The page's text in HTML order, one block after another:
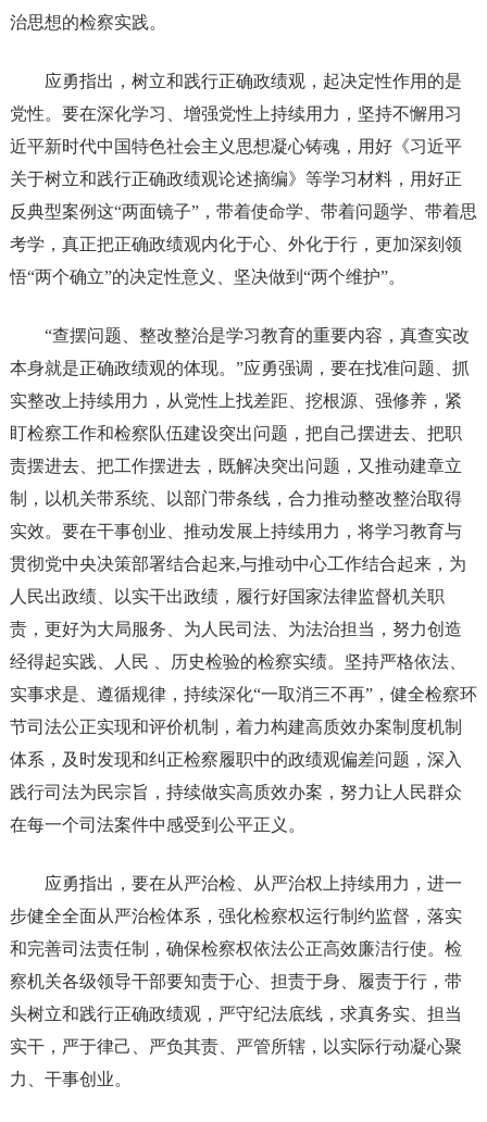
治思想的检察实践。
应勇指出，树立和践行正确政绩观，起决定性作用的是
党性。要在深化学习、增强党性上持续用力，坚持不懈用习
近平新时代中国特色社会主义思想凝心铸魂，用好《习近平
关于树立和践行正确政绩观论述摘编》等学习材料，用好正
反典型案例这“两面镜子”，带着使命学、带着问题学、带着思
考学，真正把正确政绩观内化于心、外化于行，更加深刻领
悟“两个确立”的决定性意义、坚决做到“两个维护”。
“查摆问题、整改整治是学习教育的重要内容，真查实改
本身就是正确政绩观的体现。”应勇强调，要在找准问题、抓
实整改上持续用力，从党性上找差距、挖根源、强修养，紧
盯检察工作和检察队伍建设突出问题，把自己摆进去、把职
责摆进去、把工作摆进去，既解决突出问题，又推动建章立
制，以机关带系统、以部门带条线，合力推动整改整治取得
实效。要在干事创业、推动发展上持续用力，将学习教育与
贯彻党中央决策部署结合起来,与推动中心工作结合起来，为
人民出政绩、以实干出政绩，履行好国家法律监督机关职
责，更好为大局服务、为人民司法、为法治担当，努力创造
经得起实践、人民 、历史检验的检察实绩。坚持严格依法、
实事求是、遵循规律，持续深化“一取消三不再”，健全检察环
节司法公正实现和评价机制，着力构建高质效办案制度机制
体系，及时发现和纠正检察履职中的政绩观偏差问题，深入
践行司法为民宗旨，持续做实高质效办案，努力让人民群众
在每一个司法案件中感受到公平正义。
应勇指出，要在从严治检、从严治权上持续用力，进一
步健全全面从严治检体系，强化检察权运行制约监督，落实
和完善司法责任制，确保检察权依法公正高效廉洁行使。检
察机关各级领导干部要知责于心、担责于身、履责于行，带
头树立和践行正确政绩观，严守纪法底线，求真务实、担当
实干，严于律己、严负其责、严管所辖，以实际行动凝心聚
力、干事创业。